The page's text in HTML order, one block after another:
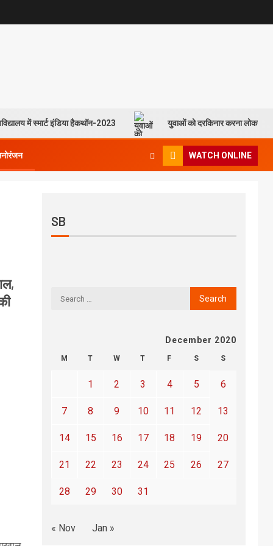
में स्मार्ट इंडिया हैकथॉन-2023 युवाओं को दरकिनार करना लोकसभा
WATCH ONLINE
SB
December 2020
M T W T F S S
1 2 3 4 5 6
7 8 9 10 11 12 13
14 15 16 17 18 19 20
21 22 23 24 25 26 27
28 29 30 31
« Nov Jan »